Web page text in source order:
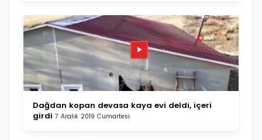
Dağdan kopan devasa kaya evi deldi, içeri
girdi 7 Aralık 2019 Cumartesi